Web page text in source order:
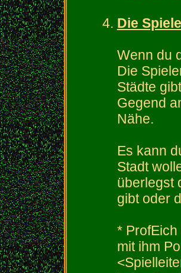
Die
Wenn du
Die
Städte
Gegend
Nähe.
Es kann
Stadt
überlegst
gibt oder
*
mit ihm